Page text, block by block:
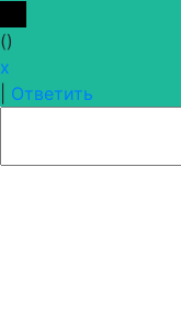
()
x
Ответить